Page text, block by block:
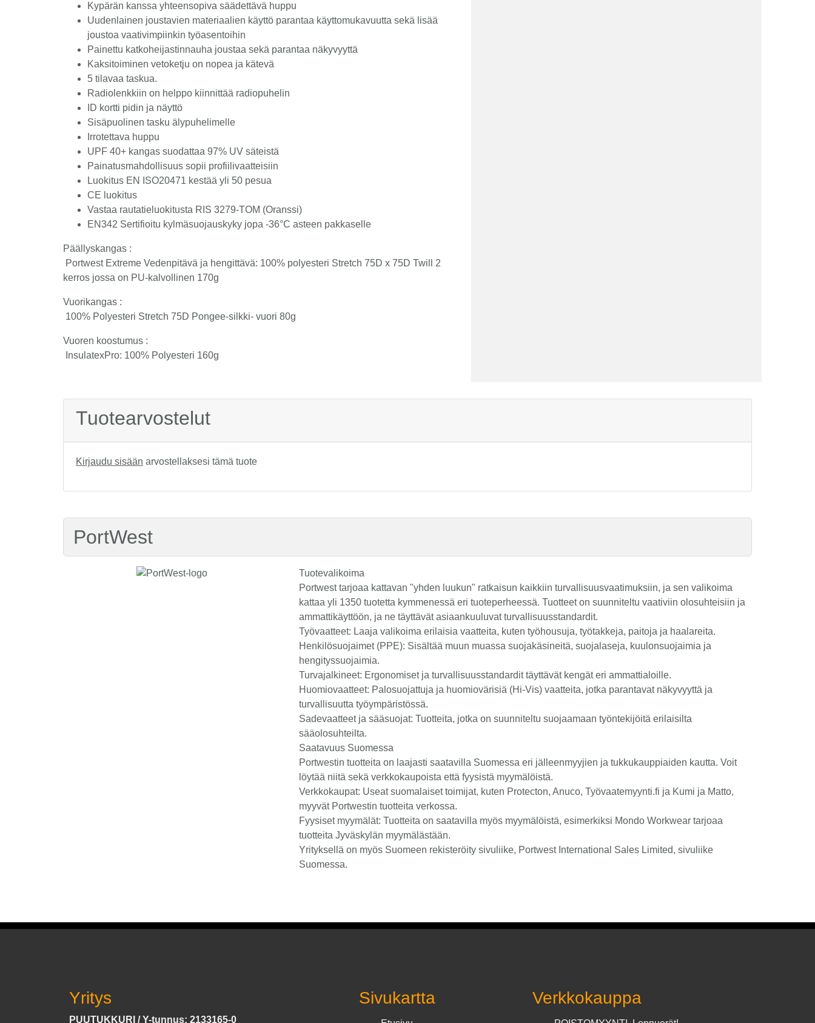
Kypärän kanssa yhteensopiva säädettävä huppu
Uudenlainen joustavien materiaalien käyttö parantaa käyttomukavuutta sekä lisää
joustoa vaativimpiinkin työasentoihin
Painettu katkoheijastinnauha joustaa sekä parantaa näkyvyyttä
Kaksitoiminen vetoketju on nopea ja kätevä
5 tilavaa taskua.
Radiolenkkiin on helppo kiinnittää radiopuhelin
ID kortti pidin ja näyttö
Sisäpuolinen tasku älypuhelimelle
Irrotettava huppu
UPF 40+ kangas suodattaa 97% UV säteistä
Painatusmahdollisuus sopii profiilivaatteisiin
Luokitus EN ISO20471 kestää yli 50 pesua
CE luokitus
Vastaa rautatieluokitusta RIS 3279-TOM (Oranssi)
EN342 Sertifioitu kylmäsuojauskyky jopa -36°C asteen pakkaselle
Päällyskangas :
Portwest Extreme Vedenpitävä ja hengittävä: 100% polyesteri Stretch 75D x 75D Twill 2
kerros jossa on PU-kalvollinen 170g
Vuorikangas :
100% Polyesteri Stretch 75D Pongee-silkki- vuori 80g
Vuoren koostumus :
InsulatexPro: 100% Polyesteri 160g
Tuotearvostelut
Kirjaudu sisään arvostellaksesi tämä tuote
PortWest
Tuotevalikoima
Portwest tarjoaa kattavan "yhden luukun" ratkaisun kaikkiin turvallisuusvaatimuksiin, ja sen valikoima
kattaa yli 1350 tuotetta kymmenessä eri tuoteperheessä. Tuotteet on suunniteltu vaativiin olosuhteisiin ja
ammattikäyttöön, ja ne täyttävät asiaankuuluvat turvallisuusstandardit.
Työvaatteet: Laaja valikoima erilaisia vaatteita, kuten työhousuja, työtakkeja, paitoja ja haalareita.
Henkilösuojaimet (PPE): Sisältää muun muassa suojakäsineitä, suojalaseja, kuulonsuojaimia ja
hengityssuojaimia.
Turvajalkineet: Ergonomiset ja turvallisuusstandardit täyttävät kengät eri ammattialoille.
Huomiovaatteet: Palosuojattuja ja huomiovärisiä (Hi-Vis) vaatteita, jotka parantavat näkyvyyttä ja
turvallisuutta työympäristössä.
Sadevaatteet ja sääsuojat: Tuotteita, jotka on suunniteltu suojaamaan työntekijöitä erilaisilta
sääolosuhteilta.
Saatavuus Suomessa
Portwestin tuotteita on laajasti saatavilla Suomessa eri jälleenmyyjien ja tukkukauppiaiden kautta. Voit
löytää niitä sekä verkkokaupoista että fyysistä myymälöistä.
Verkkokaupat: Useat suomalaiset toimijat, kuten Protecton, Anuco, Työvaatemyynti.fi ja Kumi ja Matto,
myyvät Portwestin tuotteita verkossa.
Fyysiset myymälät: Tuotteita on saatavilla myös myymälöistä, esimerkiksi Mondo Workwear tarjoaa
tuotteita Jyväskylän myymälästään.
Yrityksellä on myös Suomeen rekisteröity sivuliike, Portwest International Sales Limited, sivuliike
Suomessa.
Yritys
PUUTUKKURI / Y-tunnus: 2133165-0
Sivukartta Verkkokauppa